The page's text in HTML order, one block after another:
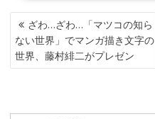
投
稿
ナ
ビ
シ
ざわ…ざわ…「マツコの知ら
ない世界」でマンガ描き文字の
世界、藤村緋二がプレゼン